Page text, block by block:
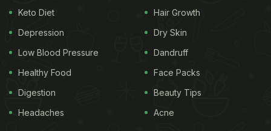
Keto Diet
Depression
Low Blood Pressure
Healthy Food
Digestion
Headaches
Hair Growth
Dry Skin
Dandruff
Face Packs
Beauty Tips
Acne